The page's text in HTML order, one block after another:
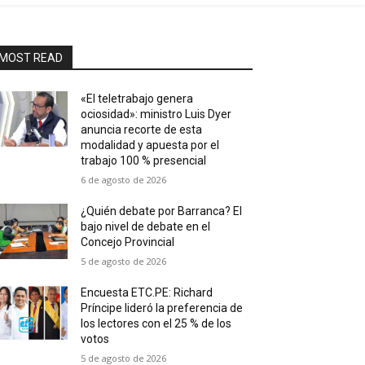
READ
«El teletrabajo genera
ociosidad»: ministro Luis Dyer
anuncia recorte de esta
modalidad y apuesta por el
trabajo 100 % presencial
6 de agosto de 2026
¿Quién debate por Barranca? El
bajo nivel de debate en el
Concejo Provincial
5 de agosto de 2026
Encuesta ETC.PE: Richard
Príncipe lideró la preferencia de
los lectores con el 25 % de los
votos
5 de agosto de 2026